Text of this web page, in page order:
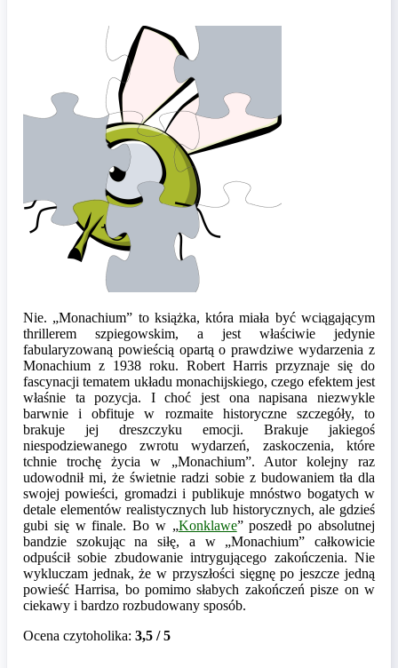
Nie. „Monachium” to książka, która miała być wciągającym
thrillerem szpiegowskim, a jest właściwie jedynie
fabularyzowaną powieścią opartą o prawdziwe wydarzenia z
Monachium z 1938 roku. Robert Harris przyznaje się do
fascynacji tematem układu monachijskiego, czego efektem jest
właśnie ta pozycja. I choć jest ona napisana niezwykle
barwnie i obfituje w rozmaite historyczne szczegóły, to
brakuje jej dreszczyku emocji. Brakuje jakiegoś
niespodziewanego zwrotu wydarzeń, zaskoczenia, które
tchnie trochę życia w „Monachium”. Autor kolejny raz
udowodnił mi, że świetnie radzi sobie z budowaniem tła dla
swojej powieści, gromadzi i publikuje mnóstwo bogatych w
detale elementów realistycznych lub historycznych, ale gdzieś
gubi się w finale. Bo w „Konklawe” poszedł po absolutnej
bandzie szokując na siłę, a w „Monachium” całkowicie
odpuścił sobie zbudowanie intrygującego zakończenia. Nie
wykluczam jednak, że w przyszłości sięgnę po jeszcze jedną
powieść Harrisa, bo pomimo słabych zakończeń pisze on w
ciekawy i bardzo rozbudowany sposób.
Ocena czytoholika: 3,5 / 5